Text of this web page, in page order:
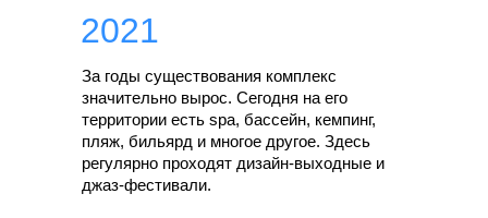
2021
За годы существования комплекс
значительно вырос. Сегодня на его
территории есть spa, бассейн, кемпинг,
пляж, бильярд и многое другое. Здесь
регулярно проходят дизайн-выходные и
джаз-фестивали.